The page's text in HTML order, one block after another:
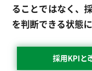
ることではなく、
を判断できる状態
採用KPIと